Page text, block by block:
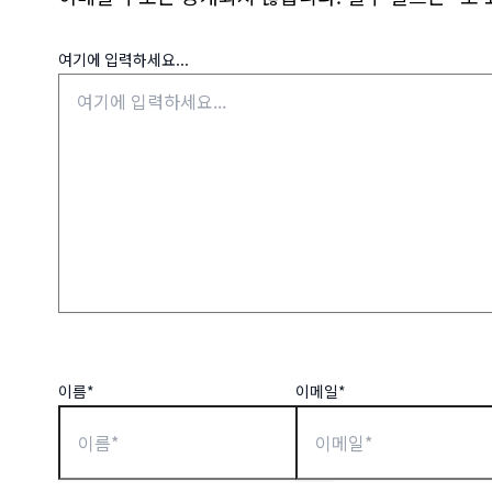
여기에 입력하세요...
이름* 이메일*